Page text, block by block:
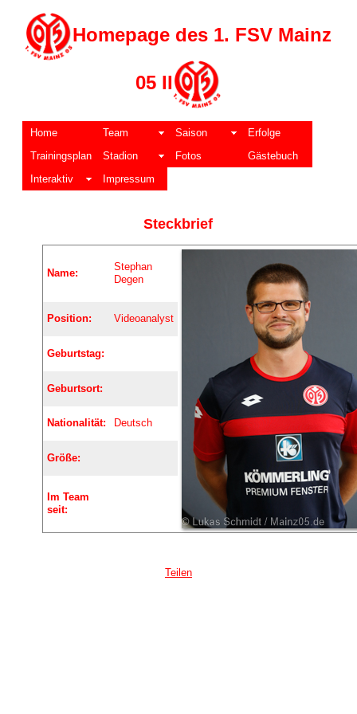
Homepage des 1. FSV Mainz
05 II
Home Team Saison
Erfolge
Trainingsplan
Stadion Fotos
Gästebuch
Interaktiv
Impressum
Steckbrief
Name:
Stephan
Degen
Position: Videoanalyst
Geburtstag:
Geburtsort:
Nationalität: Deutsch
Größe:
Im Team
seit:
Teilen